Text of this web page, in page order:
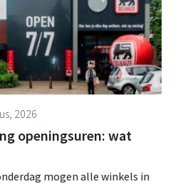
2026
openingsuren: wat
mogen alle winkels in